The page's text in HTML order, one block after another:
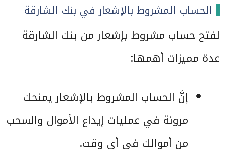
الحساب المشروط بالإشعار في بنك الشارقة
لفتح حساب مشروط بإشعار من بنك الشارقة
عدة مميزات أهمها:
إنَّ الحساب المشروط بالإشعار يمنحك
مرونة في عمليات إيداع الأموال والسحب
من أموالك في أي وقت.